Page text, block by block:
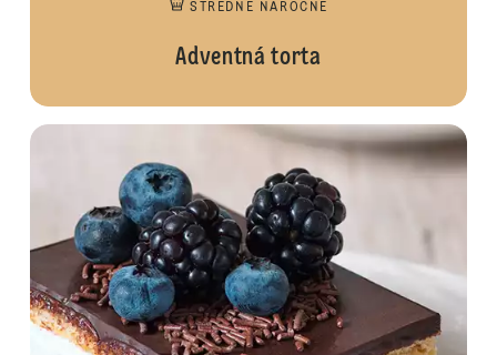
STREDNE NÁROČNÉ
Adventná torta